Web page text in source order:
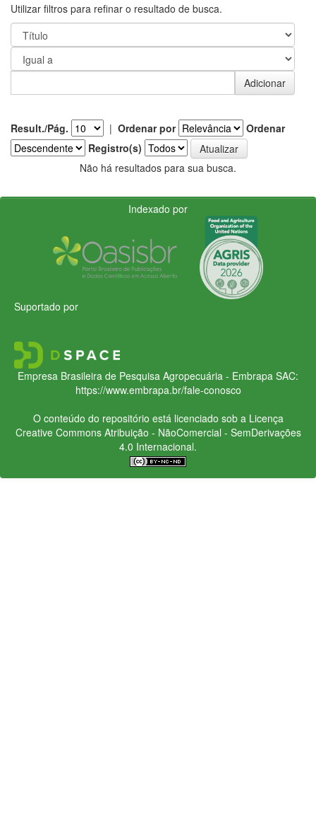
Utilizar filtros para refinar o resultado de busca.
Result./Pág. | Ordenar por
Ordenar
Registro(s)
Não há resultados para sua busca.
Indexado por
Suportado por
Empresa Brasileira de Pesquisa Agropecuária - Embrapa SAC:
https://www.embrapa.br/fale-conosco
O conteúdo do repositório está licenciado sob a Licença
Creative CommonsAtribuição - NãoComercial - SemDerivações
4.0 Internacional.